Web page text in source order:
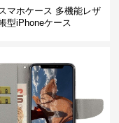
マホケース 多機能レザ
型iPhoneケース